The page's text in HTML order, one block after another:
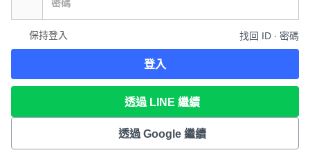
保持登入 找回 ID ∙ 密碼
登入
透過 LINE 繼續
透過 Google 繼續